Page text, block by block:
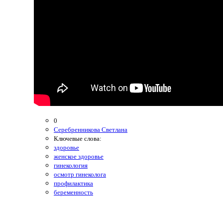
0
Серебренникова Светлана
Ключевые слова:
здоровье
женское здоровье
гинекология
осмотр гинеколога
профилактика
беременность